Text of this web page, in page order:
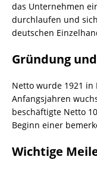
das Unternehmen
durchlaufen und
deutschen
Gründung
Netto wurde 1921 in
Anfangsjahren
beschäftigte Netto
Beginn einer
Wichtige